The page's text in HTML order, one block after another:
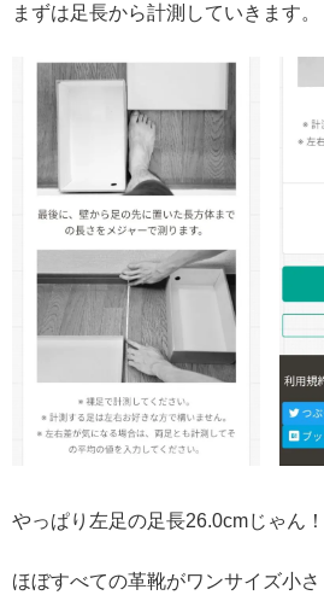
まずは足長から計測していきます。
やっぱり左足の足長26.0cmじゃん！
ほぼすべての革靴がワンサイズ小